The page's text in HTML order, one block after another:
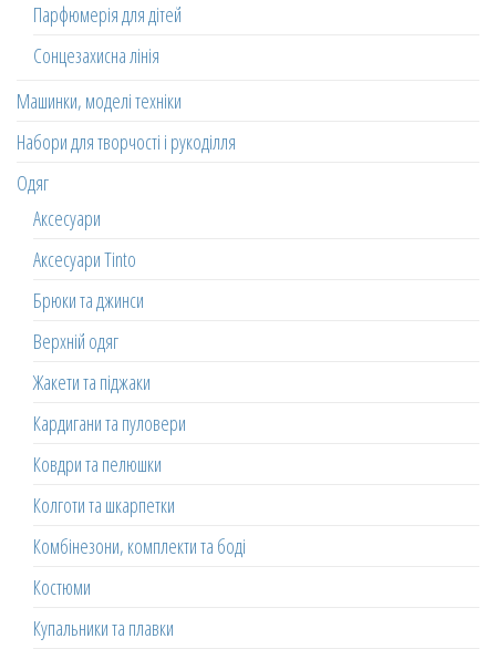
Парфюмерія для дітей
Сонцезахисна лінія
Машинки, моделі техніки
Набори для творчості і рукоділля
Одяг
Аксесуари
Аксесуари Tinto
Брюки та джинси
Верхній одяг
Жакети та піджаки
Кардигани та пуловери
Ковдри та пелюшки
Колготи та шкарпетки
Комбінезони, комплекти та боді
Костюми
Купальники та плавки